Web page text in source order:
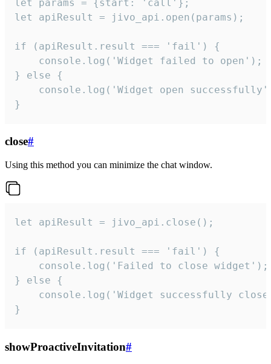
let params = {start: 'call'};
let apiResult = jivo_api.open(params);
if (apiResult.result === 'fail') {
    console.log('Widget failed to open');
} else {
console.log('Widget open
}
close#
Using this method you can minimize the chat window.
let apiResult = jivo_api.close();
if (apiResult.result === 'fail') {
    console.log('Failed to close widget');
} else {
console.log('Widget successfully
}
showProactiveInvitation#